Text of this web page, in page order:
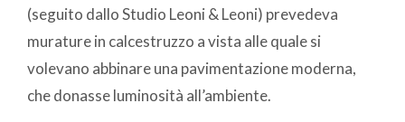
(seguito dallo Studio Leoni & Leoni) prevedeva
murature in calcestruzzo a vista alle quale si
volevano abbinare una pavimentazione moderna,
che donasse luminosità all’ambiente.